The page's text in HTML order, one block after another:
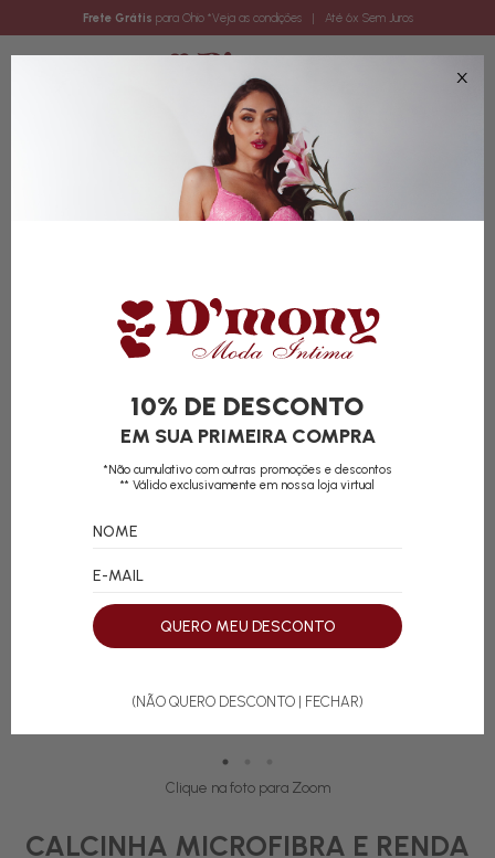
Frete Grátis para Ohio *Veja as condições| Até 6x Sem Juros
0
Clique na foto para Zoom
CALCINHA MICROFIBRA E RENDA
10% DE DESCONTO
EM SUA PRIMEIRA COMPRA
*Não cumulativo com outras promoções e descontos
** Válido exclusivamente em nossa loja virtual
QUERO MEU DESCONTO
(NÃO QUERO DESCONTO | FECHAR)